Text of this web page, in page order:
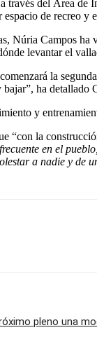
través del Área
de recreo y
Núria Campos ha
levantar el
la
ha detallado
y
“con la
en el
a nadie y de
pleno una